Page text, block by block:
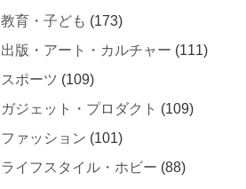
教育・子ども (173)
出版・アート・カルチャー (111)
スポーツ (109)
ガジェット・プロダクト (109)
ファッション (101)
ライフスタイル・ホビー (88)